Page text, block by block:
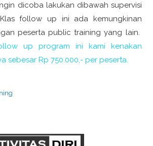
dicoba lakukan dibawah supervisi
Klas follow up ini ada kemungkinan
peserta public training yang lain.
up program ini kami kenakan
sebesar Rp 750.000,- per peserta.